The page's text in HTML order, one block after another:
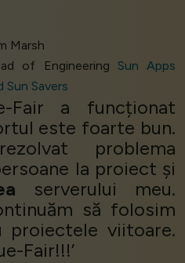
Marsh
of Engineering Sun Apps
Sun Savers
Fair a funcționat
este foarte bun.
problema
la proiect și
serverului meu.
să folosim
proiectele viitoare.
Fair!!!’